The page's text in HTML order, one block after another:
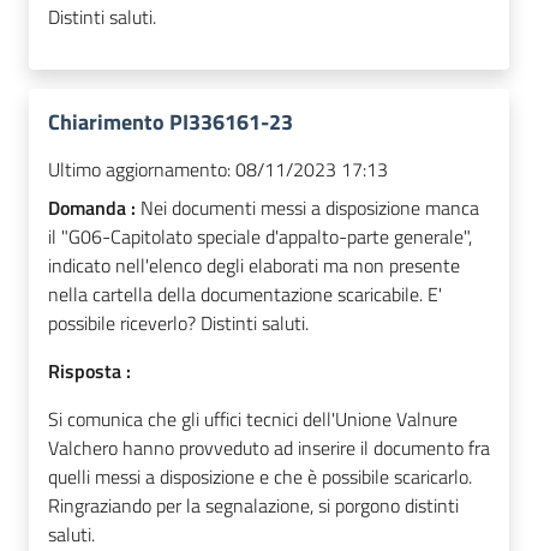
Distinti saluti.
Chiarimento PI336161-23
Ultimo aggiornamento:08/11/2023 17:13
Domanda : Nei documenti messi a disposizione manca
il "G06-Capitolato speciale d'appalto-parte generale",
indicato nell'elenco degli elaborati ma non presente
nella cartella della documentazione scaricabile. E'
possibile riceverlo? Distinti saluti.
Risposta :
Si comunica che gli uffici tecnici dell'Unione Valnure
Valchero hanno provveduto ad inserire il documento fra
quelli messi a disposizione e che è possibile scaricarlo.
Ringraziando per la segnalazione, si porgono distinti
saluti.